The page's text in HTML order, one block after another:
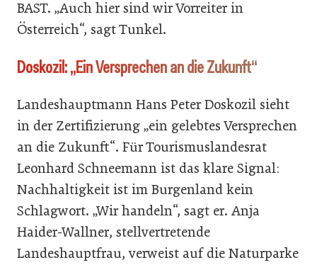
BAST. „Auch hier sind wir Vorreiter in
Österreich“, sagt Tunkel.
Doskozil: „Ein Versprechen an die Zukunft“
Landeshauptmann Hans Peter Doskozil sieht
in der Zertifizierung „ein gelebtes Versprechen
an die Zukunft“. Für Tourismuslandesrat
Leonhard Schneemann ist das klare Signal:
Nachhaltigkeit ist im Burgenland kein
Schlagwort. „Wir handeln“, sagt er. Anja
Haider-Wallner, stellvertretende
Landeshauptfrau, verweist auf die Naturparke